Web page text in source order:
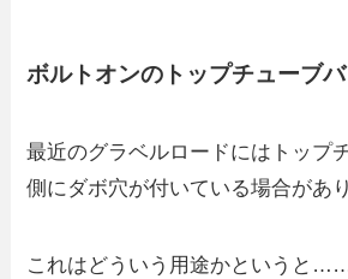
ボルトオンのトップチューブ
最近のグラベルロードにはトップ
側にダボ穴が付いている場合があ
これはどういう用途かというと